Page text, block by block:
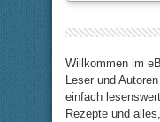
Willkommen im
Leser und
einfach
Rezepte und